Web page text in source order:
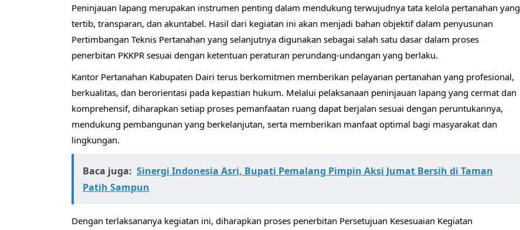
Peninjauan lapang merupakan instrumen penting dalam mendukung terwujudnya tata kelola pertanahan yang
tertib, transparan, dan akuntabel. Hasil dari kegiatan ini akan menjadi bahan objektif dalam penyusunan
Pertimbangan Teknis Pertanahan yang selanjutnya digunakan sebagai salah satu dasar dalam proses
penerbitan PKKPR sesuai dengan ketentuan peraturan perundang-undangan yang berlaku.
Kantor Pertanahan Kabupaten Dairi terus berkomitmen memberikan pelayanan pertanahan yang profesional,
berkualitas, dan berorientasi pada kepastian hukum. Melalui pelaksanaan peninjauan lapang yang cermat dan
komprehensif, diharapkan setiap proses pemanfaatan ruang dapat berjalan sesuai dengan peruntukannya,
mendukung pembangunan yang berkelanjutan, serta memberikan manfaat optimal bagi masyarakat dan
lingkungan.
Baca juga: Sinergi Indonesia Asri, Bupati Pemalang Pimpin Aksi Jumat Bersih di Taman
Patih Sampun
Dengan terlaksananya kegiatan ini, diharapkan proses penerbitan Persetujuan Kesesuaian Kegiatan